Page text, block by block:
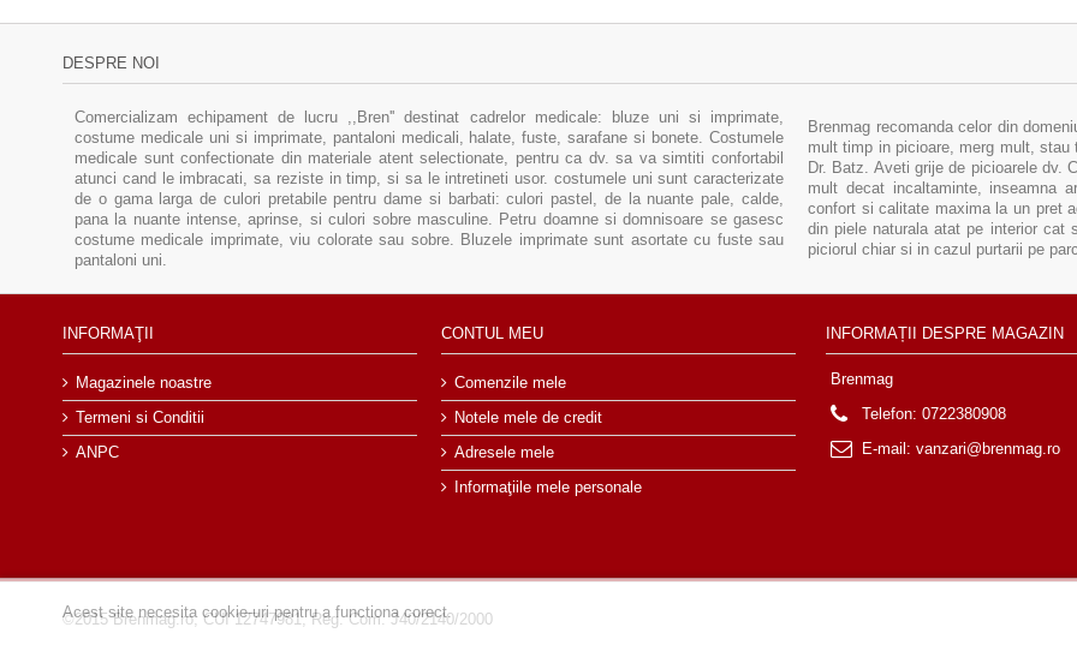
DESPRE NOI
Comercializam echipament de lucru ,,Bren'' destinat cadrelor medicale: bluze uni si imprimate,
costume medicale uni si imprimate, pantaloni medicali, halate, fuste, sarafane si bonete. Costumele
medicale sunt confectionate din materiale atent selectionate, pentru ca dv. sa va simtiti confortabil
atunci cand le imbracati, sa reziste in timp, si sa le intretineti usor. costumele uni sunt caracterizate
de o gama larga de culori pretabile pentru dame si barbati: culori pastel, de la nuante pale, calde,
pana la nuante intense, aprinse, si culori sobre masculine. Petru doamne si domnisoare se gasesc
costume medicale imprimate, viu colorate sau sobre. Bluzele imprimate sunt asortate cu fuste sau
pantaloni uni.
Brenmag recomanda celor din
mult timp in picioare, merg mult,
Dr. Batz. Aveti grije de picioarele dv.
mult decat incaltaminte, inseamna
confort si calitate maxima la un pret
din piele naturala atat pe interior cat
piciorul chiar si in cazul purtarii pe
INFORMAŢII
Magazinele noastre
Termeni si Conditii
ANPC
CONTUL MEU
Comenzile mele
Notele mele de credit
Adresele mele
Informaţiile mele personale
INFORMAȚII DESPRE MAGAZIN
Brenmag
Telefon: 0722380908
E-mail: vanzari@brenmag.ro
©2015 Brenmag.ro, CUI 12747981, Reg. Com. J40/2140/2000
Acest site necesita cookie-uri pentru a functiona corect.